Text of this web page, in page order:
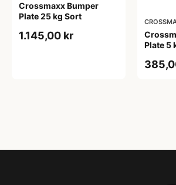
Crossmaxx Bumper
Plate 25 kg Sort
1.145,00 kr
Plate 5